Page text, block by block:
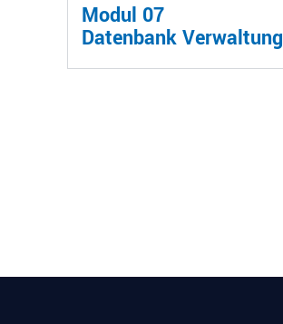
Modul 07
Datenbank Verwaltung